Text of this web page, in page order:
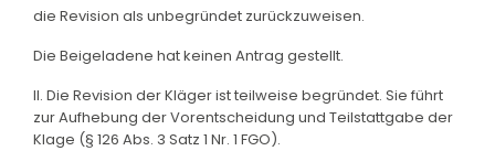
die Revision als unbegründet zurückzuweisen.
Die Beigeladene hat keinen Antrag gestellt.
II. Die Revision der Kläger ist teilweise begründet. Sie führt
zur Aufhebung der Vorentscheidung und Teilstattgabe der
Klage (§ 126 Abs. 3 Satz 1 Nr. 1 FGO).